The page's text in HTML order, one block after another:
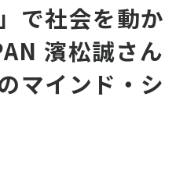
で社会を動か
濱松誠さん
マインド・シ